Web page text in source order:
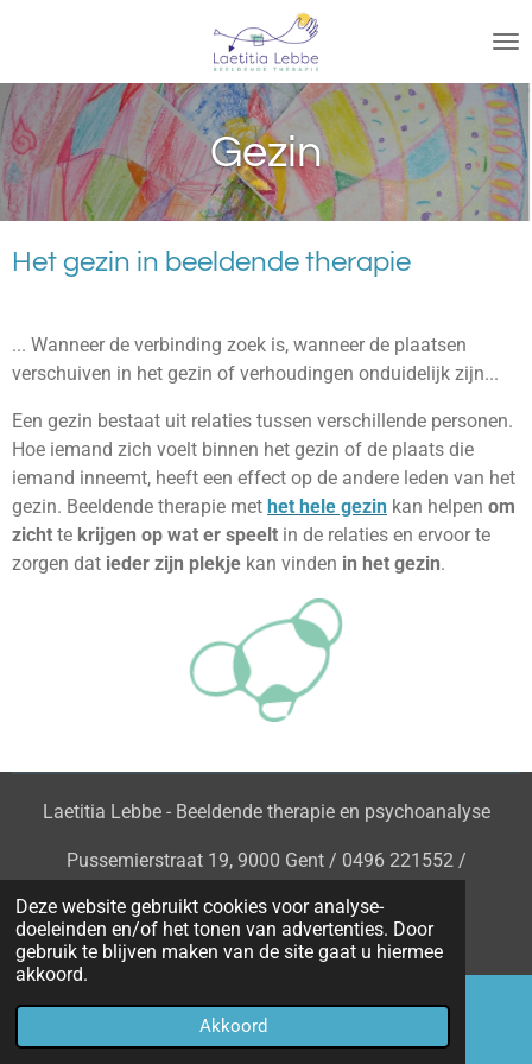
Deze website gebruikt cookies voor analyse-
doeleinden en/of het tonen van advertenties. Door
gebruik te blijven maken van de site gaat u hiermee
akkoord.
Akkoord
naar
de
hoofdinhoud
Gezin
Het gezin in beeldende therapie
... Wanneer de verbinding zoek is, wanneer de plaatsen
verschuiven in het gezin of verhoudingen onduidelijk zijn...
Een gezin bestaat uit relaties tussen verschillende personen.
Hoe iemand zich voelt binnen het gezin of de plaats die
iemand inneemt, heeft een effect op de andere leden van het
gezin. Beeldende therapie met het hele gezin kan helpen om
zicht te krijgen op wat er speelt in de relaties en ervoor te
zorgen dat ieder zijn plekje kan vinden in het gezin.
Laetitia Lebbe - Beeldende therapie en psychoanalyse
Pussemierstraat 19, 9000 Gent / 0496 221552 /
Ondernemingsnr. 0790.934.733
Telefoonnummer